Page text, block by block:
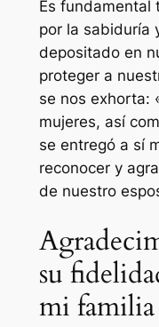
Es fundamental
por la sabiduría
depositado en
proteger a
se nos exhorta:
mujeres, así
se entregó a sí
reconocer y
de nuestro
su
mi familia